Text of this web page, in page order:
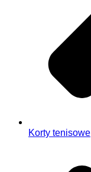
Korty tenisowe